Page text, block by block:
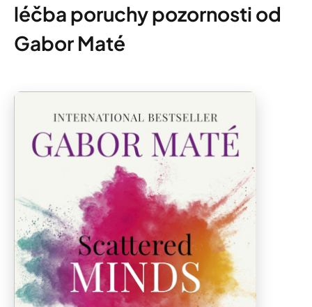
léčba poruchy pozornosti od
Gabor Maté